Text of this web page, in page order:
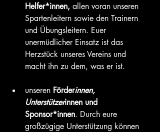
Helfer*innen, allen voran unseren
Spartenleitern sowie den Trainern
und Übungsleitern. Euer
unermüdlicher Einsatz ist das
Herzstück unseres Vereins und
macht ihn zu dem, was er ist.
unseren Förderinnen,
Unterstützerinnen und
Sponsor*innen. Durch eure
großzügige Unterstützung können